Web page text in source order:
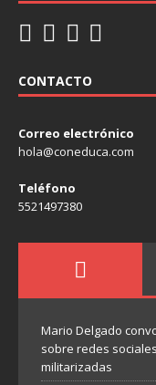
CONTACTO
Correo electrónico
hola@coneduca.com
Teléfono
5521497380
Mario Delgado
sobre redes
militarizadas